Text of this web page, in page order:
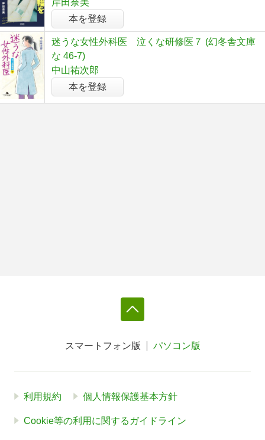
本を登録
迷うな⼥性外科医 泣くな研修医７ (幻冬舎文庫
な 46-7)
中山祐次郎
本を登録
スマートフォン版 パソコン版
利用規約 個人情報保護基本方針
Cookie等の利用に関するガイドライン